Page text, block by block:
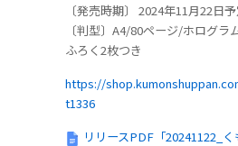
〔発売時期〕 2024年11月22日
〔判型〕A4/80ページ/ホログラ
ふろく2枚つき
https://
t1336
リリースPDF「20241122_